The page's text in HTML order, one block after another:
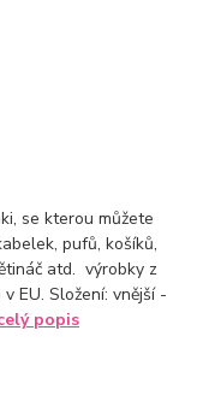
se kterou můžete
pufů, košíků,
atd. výrobky z
EU. Složení: vnější -
popis